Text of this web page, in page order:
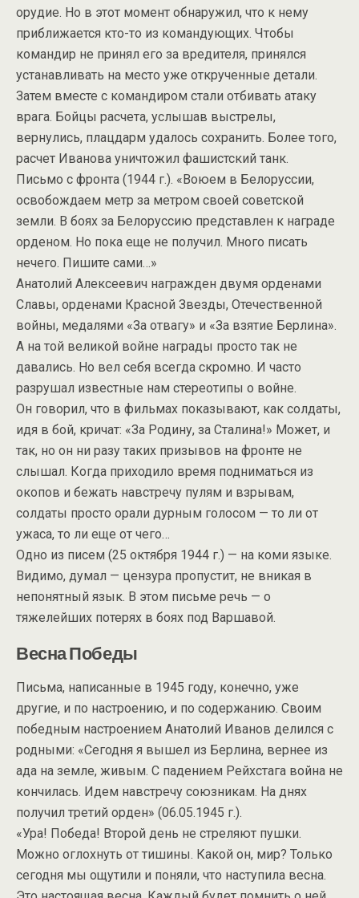
орудие. Но в этот момент обнаружил, что к нему
приближается кто-то из командующих. Чтобы
командир не принял его за вредителя, принялся
устанавливать на место уже открученные детали.
Затем вместе с командиром стали отбивать атаку
врага. Бойцы расчета, услышав выстрелы,
вернулись, плацдарм удалось сохранить. Более того,
расчет Иванова уничтожил фашистский танк.
Письмо с фронта (1944 г.). «Воюем в Белоруссии,
освобождаем метр за метром своей советской
земли. В боях за Белоруссию представлен к награде
орденом. Но пока еще не получил. Много писать
нечего. Пишите сами…»
Анатолий Алексеевич награжден двумя орденами
Славы, орденами Красной Звезды, Отечественной
войны, медалями «За отвагу» и «За взятие Берлина».
А на той великой войне награды просто так не
давались. Но вел себя всегда скромно. И часто
разрушал известные нам стереотипы о войне.
Он говорил, что в фильмах показывают, как солдаты,
идя в бой, кричат: «За Родину, за Сталина!» Может, и
так, но он ни разу таких призывов на фронте не
слышал. Когда приходило время подниматься из
окопов и бежать навстречу пулям и взрывам,
солдаты просто орали дурным голосом — то ли от
ужаса, то ли еще от чего…
Одно из писем (25 октября 1944 г.) — на коми языке.
Видимо, думал — цензура пропустит, не вникая в
непонятный язык. В этом письме речь — о
тяжелейших потерях в боях под Варшавой.
Весна Победы
Письма, написанные в 1945 году, конечно, уже
другие, и по настроению, и по содержанию. Своим
победным настроением Анатолий Иванов делился с
родными: «Сегодня я вышел из Берлина, вернее из
ада на земле, живым. С падением Рейхстага война не
кончилась. Идем навстречу союзникам. На днях
получил третий орден» (06.05.1945 г.).
«Ура! Победа! Второй день не стреляют пушки.
Можно оглохнуть от тишины. Какой он, мир? Только
сегодня мы ощутили и поняли, что наступила весна.